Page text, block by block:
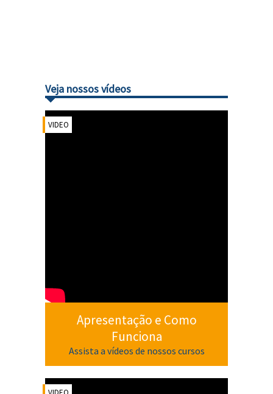
Veja nossos vídeos
VIDEO
Apresentação e Como
Funciona
Assista a vídeos de nossos cursos